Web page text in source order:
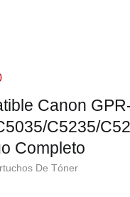
Canon
C5235/
Completo
De Tóner